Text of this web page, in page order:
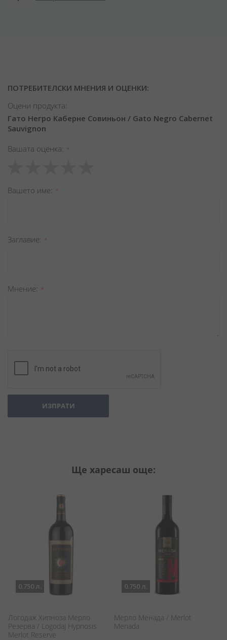
ПОТРЕБИТЕЛСКИ МНЕНИЯ И ОЦЕНКИ:
Оцени продукта:
Гато Негро Каберне Совиньон / Gato Negro Cabernet
Sauvignon
Вашата оценка
star
stars
stars
stars
stars
Вашето име
Заглавиe
Мнение
ИЗПРАТИ
Ще харесаш още:
0.750 л.
Логодаж Хипноза Мерло
Резерва / Logodaj Hypnosis
Merlot Reserve
0.750 л.
Мерло Менада / Merlot
Menada